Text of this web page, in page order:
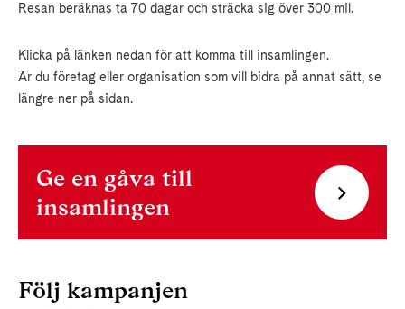
Resan beräknas ta 70 dagar och sträcka sig över 300 mil.
Klicka på länken nedan för att komma till insamlingen.
Är du företag eller organisation som vill bidra på annat sätt, se
längre ner på sidan.
Ge en gåva till
insamlingen
Följ kampanjen